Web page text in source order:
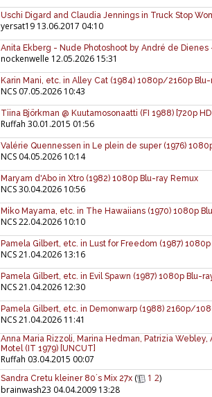
Uschi Digard and Claudia Jennings in Truck Stop
yersat19 13.06.2017 04:10
Anita Ekberg - Nude Photoshoot by André de Dienes
nockenwelle 12.05.2026 15:31
Karin Mani, etc. in Alley Cat (1984) 1080p/2160p
NCS 07.05.2026 10:43
Tiina Björkman @ Kuutamosonaatti (FI 1988) [720p
Ruffah 30.01.2015 01:56
Valérie Quennessen in Le plein de super (1976)
NCS 04.05.2026 10:14
Maryam d'Abo in Xtro (1982) 1080p Blu-ray Remux
NCS30.04.2026 10:56
Miko Mayama, etc. in The Hawaiians (1970) 1080p
NCS22.04.2026 10:10
Pamela Gilbert, etc. in Lust for Freedom (1987)
NCS21.04.2026 13:16
Pamela Gilbert, etc. in Evil Spawn (1987) 1080p Blu-
NCS21.04.2026 12:30
Pamela Gilbert, etc. in Demonwarp (1988) 2160p/
NCS21.04.2026 11:41
Anna Maria Rizzoli, Marina Hedman, Patrizia Webley,
Motel (IT 1979) [UNCUT]
Ruffah 03.04.2015 00:07
Sandra Cretu kleiner 80´s Mix 27x ( 1 2)
brainwash23 04.04.2009 13:28